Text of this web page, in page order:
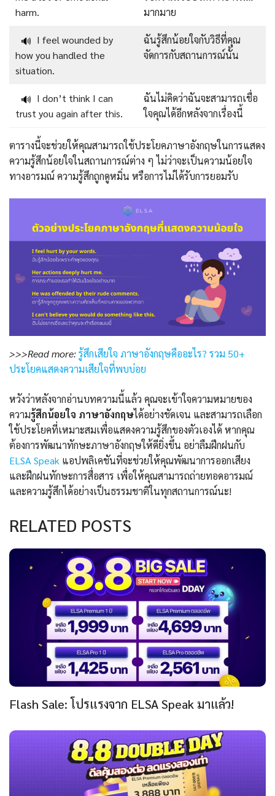
harm.
มากมาย
🔊 I feel wounded by
how you handled the
situation.
ฉันรู้สึกน้อยใจกับวิธีที่คุณ
จัดการกับสถานการณ์นั้น
🔊 I don’t think I can
trust you again after this.
ฉันไม่คิดว่าฉันจะสามารถเชื่อ
ใจคุณได้อีกหลังจากเรื่องนี้
ตารางนี้จะช่วยให้คุณสามารถใช้ประโยคภาษาอังกฤษในการแสดง
ความรู้สึกน้อยใจในสถานการณ์ต่าง ๆ ไม่ว่าจะเป็นความน้อยใจ
ทางอารมณ์ ความรู้สึกถูกดูหมิ่น หรือการไม่ได้รับการยอมรับ
>>>Read more:รู้สึกเสียใจ ภาษาอังกฤษคืออะไร? รวม 50+
ประโยคแสดงความเสียใจที่พบบ่อย
หวังว่าหลังจากอ่านบทความนี้แล้ว คุณจะเข้าใจความหมายของ
ความรู้สึกน้อยใจ ภาษาอังกฤษได้อย่างชัดเจน และสามารถเลือก
ใช้ประโยคที่เหมาะสมเพื่อแสดงความรู้สึกของตัวเองได้ หากคุณ
ต้องการพัฒนาทักษะภาษาอังกฤษให้ดียิ่งขึ้น อย่าลืมฝึกฝนกับ
ELSA Speak แอปพลิเคชันที่จะช่วยให้คุณพัฒนาการออกเสียง
และฝึกฝนทักษะการสื่อสาร เพื่อให้คุณสามารถถ่ายทอดอารมณ์
และความรู้สึกได้อย่างเป็นธรรมชาติในทุกสถานการณ์นะ!
RELATED POSTS
Flash Sale: โปรแรงจาก ELSA Speak มาแล้ว!